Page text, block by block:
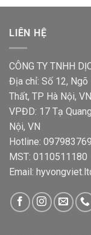
LIÊN HỆ
CÔNG TY TNHH
Địa chỉ: Số 12, Ngõ
Thất, TP Hà Nội, VN
VPĐD: 17 Tạ
Nội, VN
Hotline:
MST: 0110511180
Email: